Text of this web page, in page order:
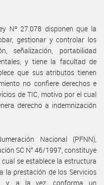
Nº 27.078 disponen que la
gestionar y controlar los
señalización, portabilidad
y tiene la facultad de
que sus atributos tienen
no confiere derechos e
de TIC, motivo por el cual
derecho a indemnización
Nacional (PFNN),
SC N° 46/1997, constituye
se establece la estructura
la prestación de los Servicios
y, a la vez, conforma un